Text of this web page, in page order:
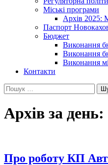
Міські програми
Архів 2025:
Паспорт
Бюджет
Виконання
Виконання
Виконання
Контакти
Пошук:
Архів за день:
Про роботу КП